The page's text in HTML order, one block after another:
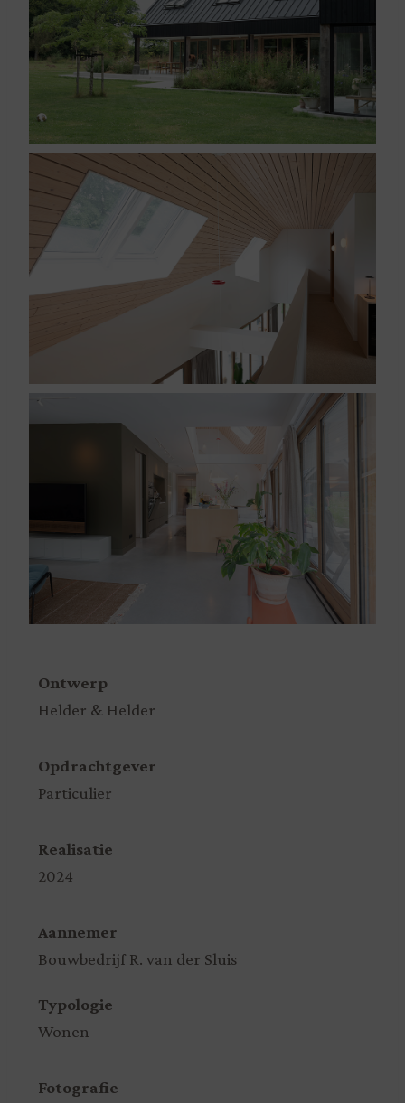
Ontwerp
Helder & Helder
Opdrachtgever
Particulier
Realisatie
2024
Aannemer
Bouwbedrijf R. van der Sluis
Typologie
Wonen
Fotografie